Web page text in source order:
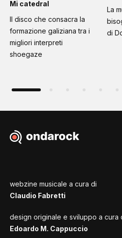
Mi catedral
Il disco che consacra la
formazione galiziana tra i
migliori interpreti
shoegaze
La
di
webzine musicale a cura di
Claudio Fabretti
design originale e sviluppo a cura
Edoardo M. Cappuccio